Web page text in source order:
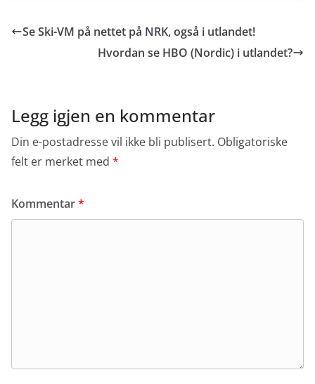
Se Ski-VM på nettet på NRK, også i utlandet!
Hvordan se HBO (Nordic) i utlandet?
Legg igjen en kommentar
Din e-postadresse vil ikke bli publisert. Obligatoriske
felt er merket med *
Kommentar*